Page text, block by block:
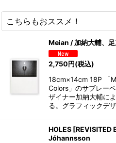
こちらもおススメ！
Meian / 加納大輔、
2,750円(税込)
18cm×14cm 18P 「
Colors」のサブレー
ザイナー加納大輔に
る。グラフィックデ
HOLES [REVISITED
Jóhannsson